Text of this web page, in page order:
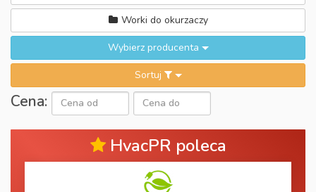
Worki do okurzaczy
Wybierz producenta
Sortuj
Cena:
HvacPR poleca